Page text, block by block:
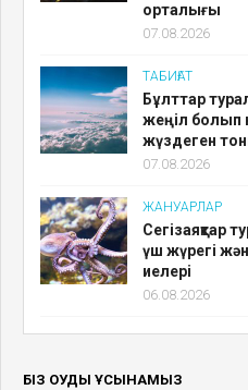
орталығы
07.08.2026
ТАБИҒАТ
Бұлттар
жеңіл болып
жүздеген
07.08.2026
ЖАНУАРЛАР
Сегізаяқтар
үш жүрегі
иелері
06.08.2026
БІЗ ОҚУДЫ ҰСЫНАМЫЗ